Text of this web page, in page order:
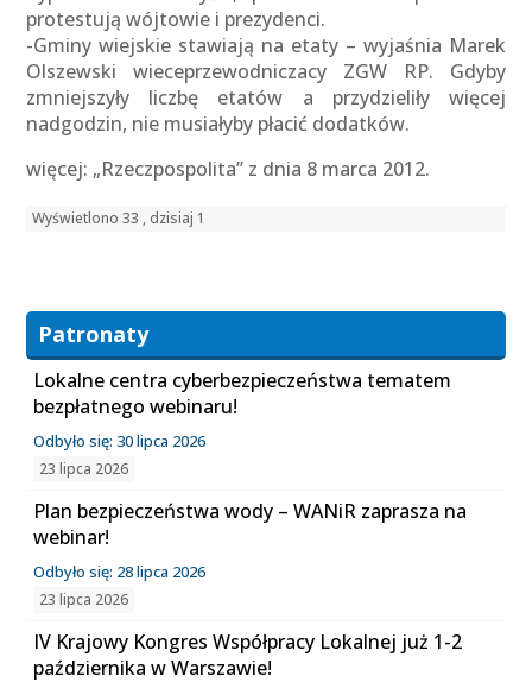
protestują wójtowie i prezydenci.
-Gminy wiejskie stawiają na etaty – wyjaśnia Marek
Olszewski wieceprzewodniczacy ZGW RP. Gdyby
zmniejszyły liczbę etatów a przydzieliły więcej
nadgodzin, nie musiałyby płacić dodatków.
więcej: „Rzeczpospolita” z dnia 8 marca 2012.
Wyświetlono 33 , dzisiaj 1
Patronaty
Lokalne centra cyberbezpieczeństwa tematem
bezpłatnego webinaru!
Odbyło się: 30 lipca 2026
23 lipca 2026
Plan bezpieczeństwa wody – WANiR zaprasza na
webinar!
Odbyło się: 28 lipca 2026
23 lipca 2026
IV Krajowy Kongres Współpracy Lokalnej już 1-2
października w Warszawie!